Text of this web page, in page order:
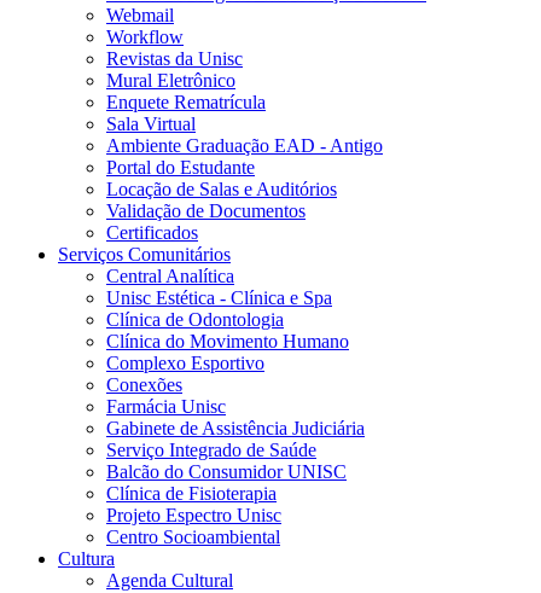
Webmail
Workflow
Revistas da Unisc
Mural Eletrônico
Enquete Rematrícula
Sala Virtual
Ambiente Graduação EAD - Antigo
Portal do Estudante
Locação de Salas e Auditórios
Validação de Documentos
Certificados
Serviços Comunitários
Central Analítica
Unisc Estética - Clínica e Spa
Clínica de Odontologia
Clínica do Movimento Humano
Complexo Esportivo
Conexões
Farmácia Unisc
Gabinete de Assistência Judiciária
Serviço Integrado de Saúde
Balcão do Consumidor UNISC
Clínica de Fisioterapia
Projeto Espectro Unisc
Centro Socioambiental
Cultura
Agenda Cultural